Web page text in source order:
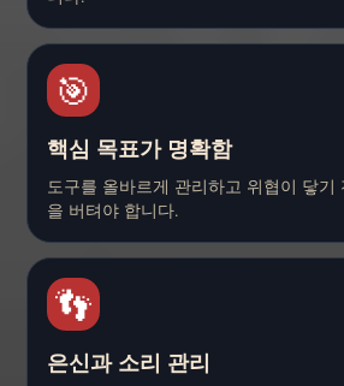
🎯
핵심 목표가 명확함
도구를 올바르게 관리하고 위협이 닿기
을 버텨야 합니다.
👣
은신과 소리 관리